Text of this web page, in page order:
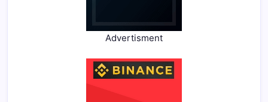
Advertisment